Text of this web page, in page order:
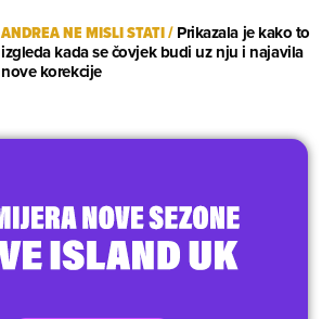
ANDREA NE MISLI STATI/Prikazala je kako to
izgleda kada se čovjek budi uz nju i najavila
nove korekcije